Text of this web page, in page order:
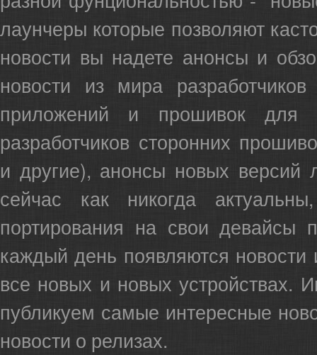
лаунчеры которые позволяют
новости вы надете анонсы и
новости из мира
приложений и прошивок для
разработчиков сторонних
и другие), анонсы новых версий
сейчас как никогда
портирования на свои
каждый день появляются
все новых и новых устройствах.
публикуем самые интересные
новости о релизах.